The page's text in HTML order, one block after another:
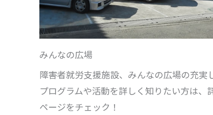
みんなの広場
障害者就労支援施設、みんなの広場の充実
プログラムや活動を詳しく知りたい方は、
ページをチェック！